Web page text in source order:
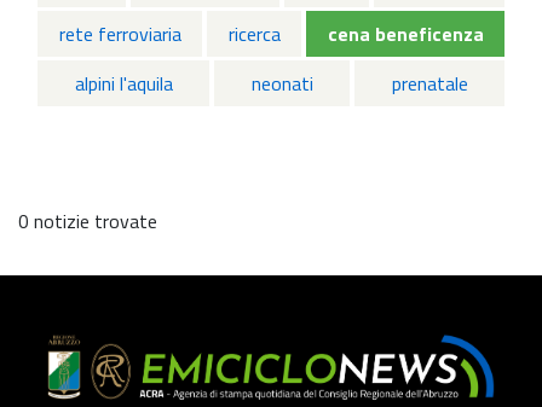
rete ferroviaria
ricerca
cena beneficenza
alpini l'aquila
neonati prenatale
0 notizie trovate